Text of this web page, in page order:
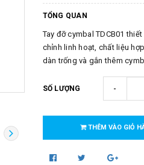
TỔNG QUAN
Tay đỡ cymbal TDCB01
chỉnh linh hoạt, chất liệu
dàn trống và gắn thêm
SỐ LƯỢNG -
THÊM VÀO GIỎ